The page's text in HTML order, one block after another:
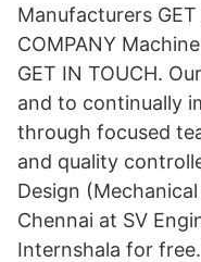
Manufacturers GET
COMPANY
GET IN TOUCH.
and to continually
through focused
and quality
Design
Chennai at SV
Internshala for